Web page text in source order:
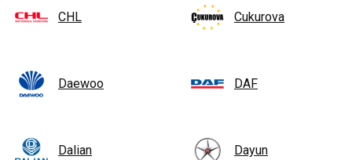
CHL Cukurova
Daewoo DAF
Dalian Dayun